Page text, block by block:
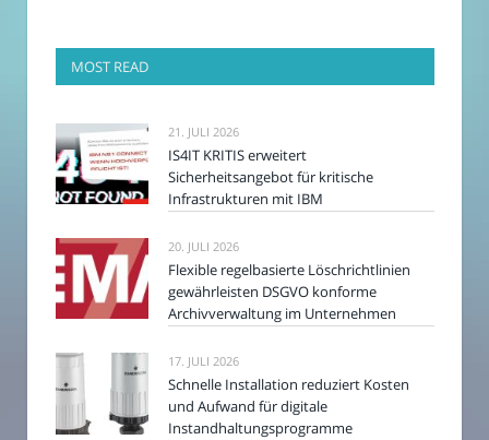
MOST READ
21. JULI 2026
IS4IT KRITIS erweitert
Sicherheitsangebot für kritische
Infrastrukturen mit IBM
20. JULI 2026
Flexible regelbasierte Löschrichtlinien
gewährleisten DSGVO konforme
Archivverwaltung im Unternehmen
17. JULI 2026
Schnelle Installation reduziert Kosten
und Aufwand für digitale
Instandhaltungsprogramme